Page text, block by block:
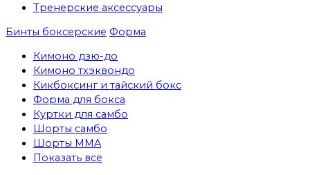
Тренерские аксессуары
Бинты боксерские Форма
Кимоно дзю-до
Кимоно тхэквондо
Кикбоксинг и тайский бокс
Форма для бокса
Куртки для самбо
Шорты самбо
Шорты MMA
Показать все